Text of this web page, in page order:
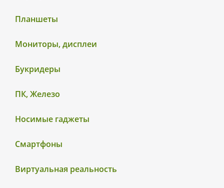
Планшеты
Мониторы, дисплеи
Букридеры
ПК, Железо
Носимые гаджеты
Смартфоны
Виртуальная реальность